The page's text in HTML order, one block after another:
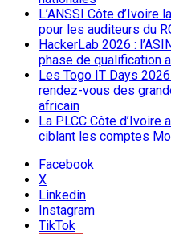
L’ANSSI Côte d’Ivoire
pour les auditeurs du
HackerLab 2026 :
phase de qualification
Les Togo IT Days
rendez-vous des
africain
La PLCC Côte d’Ivoire
ciblant les comptes
Facebook
X
Linkedin
Instagram
TikTok